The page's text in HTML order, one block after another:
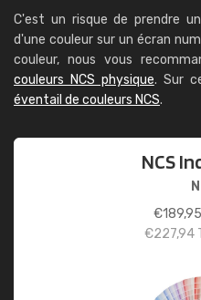
C'est un risque de prendre
d'une couleur sur un écran
couleur, nous vous
couleurs NCS physique. Sur
éventail de couleurs NCS.
NCS
€189,95
€227,94